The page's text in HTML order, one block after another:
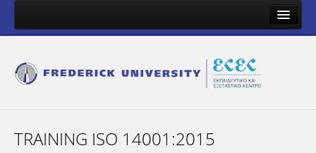
Προγράμματα
TRAINING ISO 14001:2015